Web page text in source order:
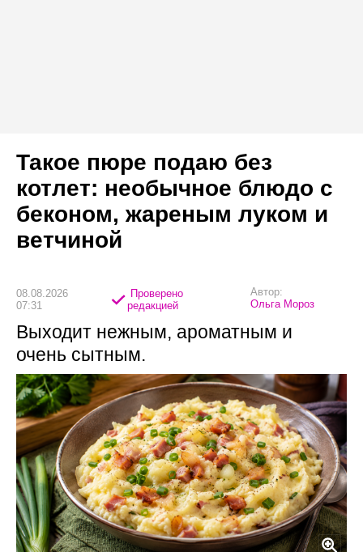
Такое пюре подаю без
котлет: необычное блюдо с
беконом, жареным луком и
ветчиной
08.08.2026
07:31
Проверено
редакцией
Автор:
Ольга Мороз
Выходит нежным, ароматным и
очень сытным.